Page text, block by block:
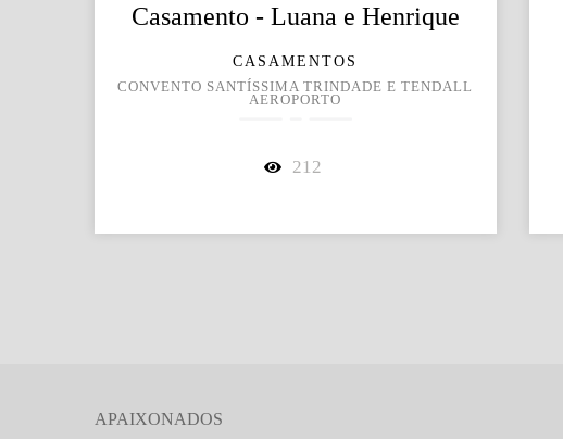
Casamento - Luana e Henrique
CASAMENTOS
CONVENTO SANTÍSSIMA TRINDADE E TENDALL
AEROPORTO
212
APAIXONADOS